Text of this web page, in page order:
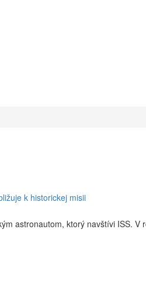
k historickej misii
astronautom, ktorý navštívi ISS. V